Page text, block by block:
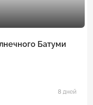
Батуми
8 дней